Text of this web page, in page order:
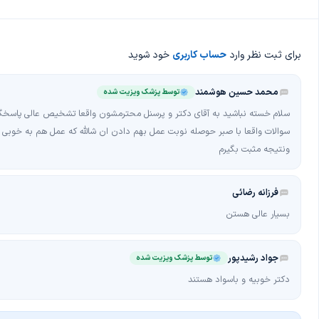
چگونه از دکتر مجید عابدی نوبت بگیرم؟
شما به راحتی میتوانید در سریع ترین زمان ممکن از طریق پروفایل
عابدی در سایت طبیب یاب از نزدیک ترین نوبت خالی ایشان مطلع
رزرو کنید .
هزینه ویزیت دکتر مجید عابدی چقدر است؟
مبلغ ویزیت دکتر مجید عابدی با توجه به نوع ویزیت متفاوت است.
کارمزد سایت از مبلغ ویزیت جدا میباشد
برای ثبت نظر وارد حساب کاربری خود شوید
محمد حسین هوشمند توسط پزشک ویزیت شده
سلام خسته نباشید به آقای دکتر و پرسنل محترمشون واقعا تشخیص عالی
سوالات واقعا با صبر حوصله نوبت عمل بهم دادن ان شالله که عمل هم به خوبی
ونتیجه مثبت بگیرم
فرزانه رضائي
بسیار عالی هستن
جواد رشیدپور توسط پزشک ویزیت شده
دکتر خوبیه و باسواد هستند